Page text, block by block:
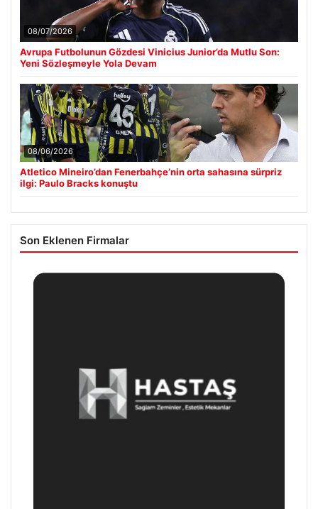
08/07/2026
Avrupa Futbolunun Gözdesi Vinicius Junior’da Mutlu Son:
Yeni Sözleşmeyle Yola Devam
08/06/2026
Atletico Mineiro’dan Fenerbahçe’nin orta sahasına sürpriz
ilgi: Paulo Bracks konuştu
Son Eklenen Firmalar